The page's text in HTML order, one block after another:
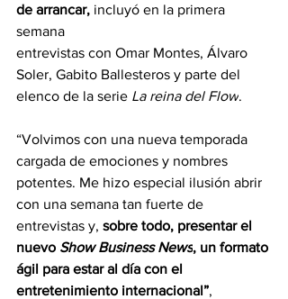
de arrancar, incluyó en la primera
semana
entrevistas con Omar Montes, Álvaro
Soler, Gabito Ballesteros y parte del
elenco de la serie La reina del Flow.
“Volvimos con una nueva temporada
cargada de emociones y nombres
potentes. Me hizo especial ilusión abrir
con una semana tan fuerte de
entrevistas y, sobre todo, presentar el
nuevo Show Business News, un formato
ágil para estar al día con el
entretenimiento internacional”,